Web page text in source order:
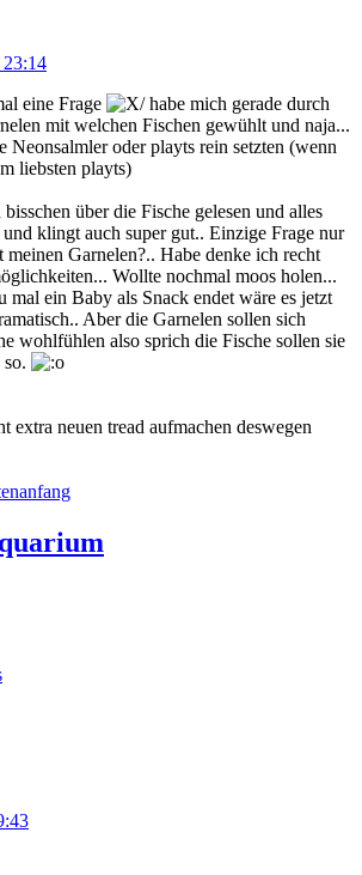
eine Frage
habe mich gerade durch
mit welchen Fischen gewühlt und naja...
Neonsalmler oder playts rein setzten (wenn
liebsten playts)
über die Fische gelesen und alles
und klingt auch super gut.. Einzige Frage nur
meinen Garnelen?.. Habe denke ich recht
Wollte nochmal moos holen...
mal ein Baby als Snack endet wäre es jetzt
Aber die Garnelen sollen sich
wohlfühlen also sprich die Fische sollen sie
extra neuen tread aufmachen deswegen